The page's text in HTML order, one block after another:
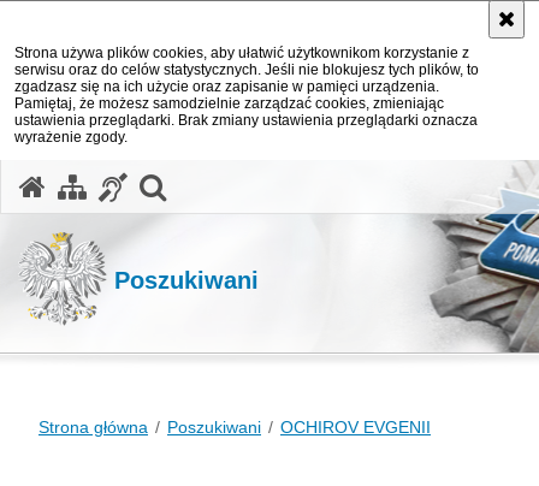
Strona używa plików cookies, aby ułatwić użytkownikom korzystanie z
serwisu oraz do celów statystycznych. Jeśli nie blokujesz tych plików, to
zgadzasz się na ich użycie oraz zapisanie w pamięci urządzenia.
Pamiętaj, że możesz samodzielnie zarządzać cookies, zmieniając
ustawienia przeglądarki. Brak zmiany ustawienia przeglądarki oznacza
wyrażenie zgody.
Poszukiwani
Strona główna Poszukiwani OCHIROV EVGENII